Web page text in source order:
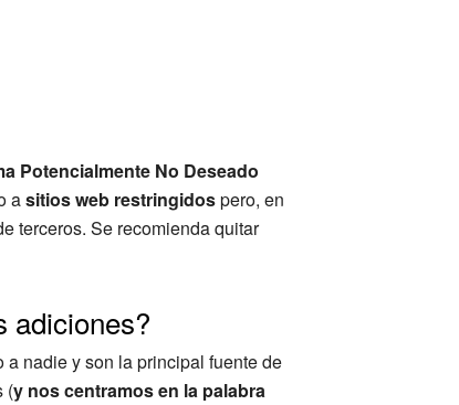
Potencialmente No Deseado
asitios web restringidospero, en
terceros. Se recomienda quitar
adiciones?
nadie y son la principal fuente de
(y nos centramos en la palabra